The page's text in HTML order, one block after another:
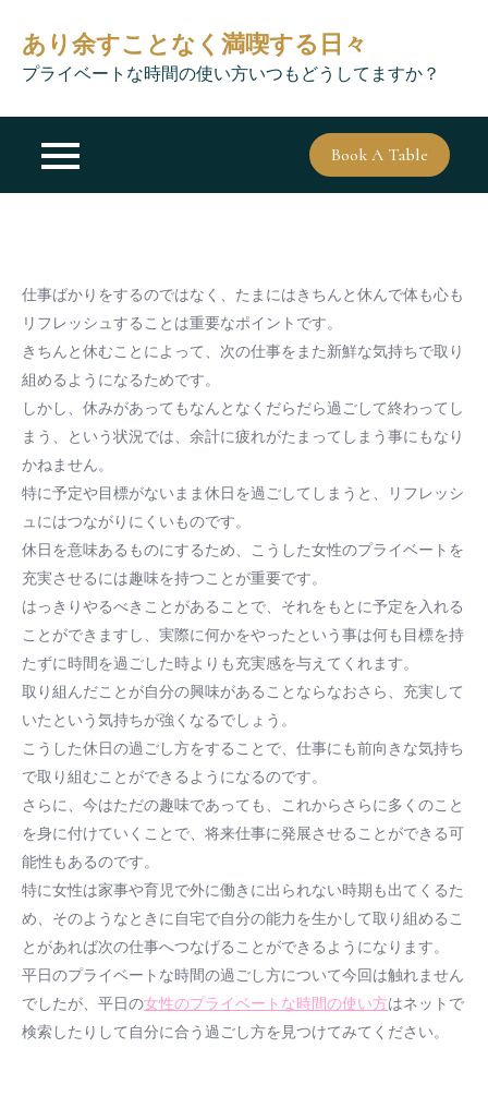
content
あり余すことなく満喫する日々
プライベートな時間の使い方いつもどうしてますか？
Book A Table
仕事ばかりをするのではなく、たまにはきちんと休んで体も心も
リフレッシュすることは重要なポイントです。
きちんと休むことによって、次の仕事をまた新鮮な気持ちで取り
組めるようになるためです。
しかし、休みがあってもなんとなくだらだら過ごして終わってし
まう、という状況では、余計に疲れがたまってしまう事にもなり
かねません。
特に予定や目標がないまま休日を過ごしてしまうと、リフレッシ
ュにはつながりにくいものです。
休日を意味あるものにするため、こうした女性のプライベートを
充実させるには趣味を持つことが重要です。
はっきりやるべきことがあることで、それをもとに予定を入れる
ことができますし、実際に何かをやったという事は何も目標を持
たずに時間を過ごした時よりも充実感を与えてくれます。
取り組んだことが自分の興味があることならなおさら、充実して
いたという気持ちが強くなるでしょう。
こうした休日の過ごし方をすることで、仕事にも前向きな気持ち
で取り組むことができるようになるのです。
さらに、今はただの趣味であっても、これからさらに多くのこと
を身に付けていくことで、将来仕事に発展させることができる可
能性もあるのです。
特に女性は家事や育児で外に働きに出られない時期も出てくるた
め、そのようなときに自宅で自分の能力を生かして取り組めるこ
とがあれば次の仕事へつなげることができるようになります。
平日のプライベートな時間の過ごし方について今回は触れません
でしたが、平日の女性のプライベートな時間の使い方はネットで
検索したりして自分に合う過ごし方を見つけてみてください。